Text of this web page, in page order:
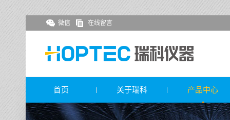
微信 在线留言
首页 关于瑞科 产品中心